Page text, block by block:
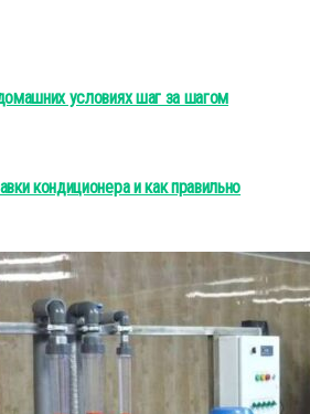
условиях шаг за шагом
кондиционера и как правильно